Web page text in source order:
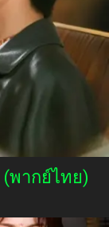
(พากย์ไทย)